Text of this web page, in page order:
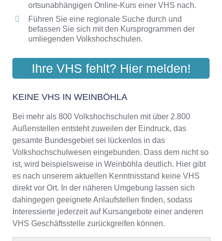
ortsunabhängigen Online-Kurs einer VHS nach.
Führen Sie eine regionale Suche durch und
befassen Sie sich mit den Kursprogrammen der
umliegenden Volkshochschulen.
Ihre VHS fehlt? Hier melden!
KEINE VHS IN WEINBÖHLA
Bei mehr als 800 Volkshochschulen mit über 2.800
Außenstellen entsteht zuweilen der Eindruck, das
gesamte Bundesgebiet sei lückenlos in das
Volkshochschulwesen eingebunden. Dass dem nicht so
ist, wird beispielsweise in Weinböhla deutlich. Hier gibt
es nach unserem aktuellen Kenntnisstand keine VHS
direkt vor Ort. In der näheren Umgebung lassen sich
dahingegen geeignete Anlaufstellen finden, sodass
Interessierte jederzeit auf Kursangebote einer anderen
VHS Geschäftsstelle zurückgreifen können.